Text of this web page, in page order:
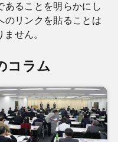
あることを明らかにし
のリンクを貼ることは
せん。
コラム